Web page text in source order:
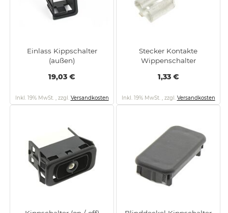
Einlass Kippschalter
(außen)
19,03 €
Inkl. 19% MwSt. , zzgl. Versandkosten
Stecker Kontakte
Wippenschalter
1,33 €
Inkl. 19% MwSt. , zzgl. Versandkosten